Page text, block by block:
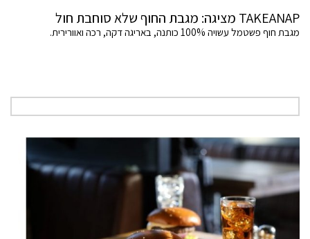
TAKEANAP מציגה: מגבת החוף שלא סוחבת חול
מגבת חוף פשטמל עשויה 100% כותנה, באריגה דקה, רכה ואוורירית.